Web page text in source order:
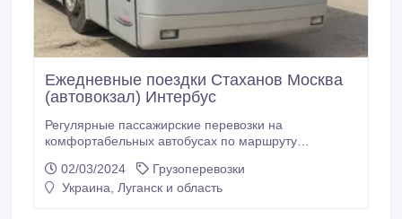
Ежедневные поездки Стаханов Москва
(автовокзал) Интербус
Регулярные пассажирские перевозки на
комфортабельных автобусах по маршруту
Изварино, Воронеж). Заказ билетов и подробная
информация по телефонам: +38 050 521 51 11
02/03/2024
Грузоперевозки
Украина, Луганск и область